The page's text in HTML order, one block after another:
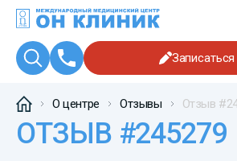
Записаться
О центре Отзывы Отзыв
ОТЗЫВ #245279